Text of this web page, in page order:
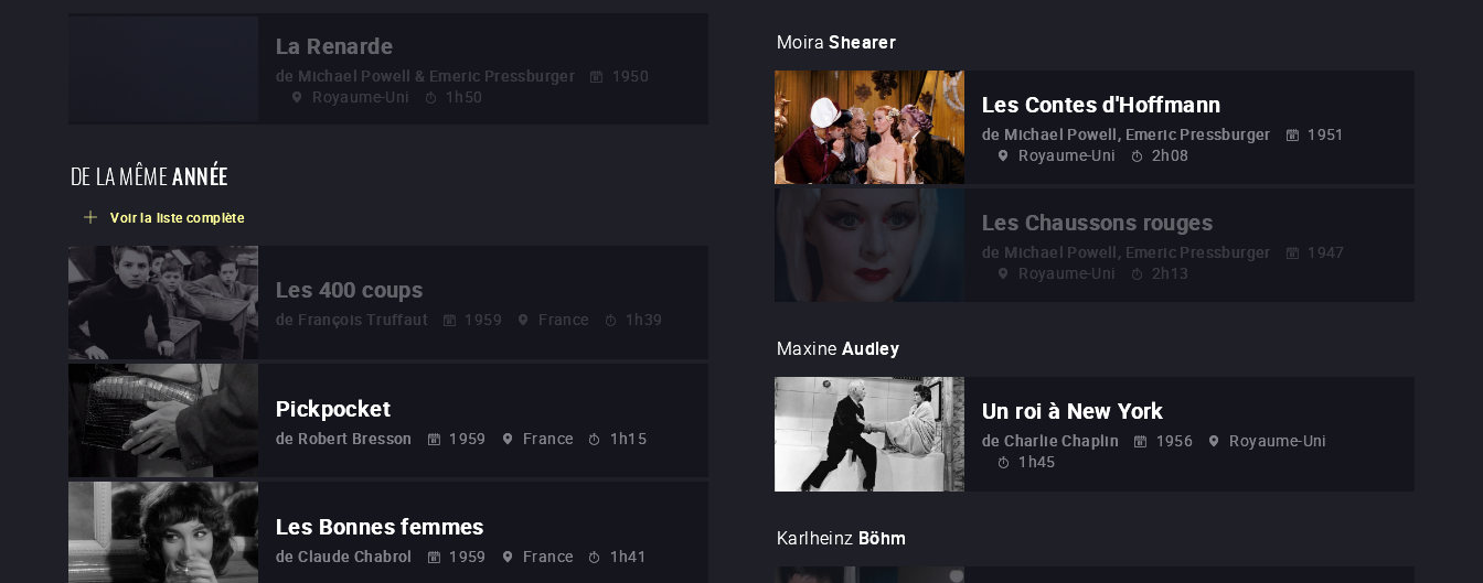
La Renarde
de Michael Powell & Emeric Pressburger
1950
Royaume-Uni
1h50
DE LA MÊMEANNÉE
Voir la liste complète
Les 400 coups
de François Truffaut 1959 France 1h39
Pickpocket
de Robert Bresson 1959 France 1h15
Les Bonnes femmes
de Claude Chabrol 1959 France 1h41
Moira Shearer
Les Contes d'Hoffmann
de Michael Powell, Emeric Pressburger
1951
Royaume-Uni
2h08
Les Chaussons rouges
de Michael Powell, Emeric Pressburger
1947
Royaume-Uni
2h13
Maxine Audley
Un roi à New York
de Charlie Chaplin 1956
Royaume-Uni
1h45
Karlheinz Böhm